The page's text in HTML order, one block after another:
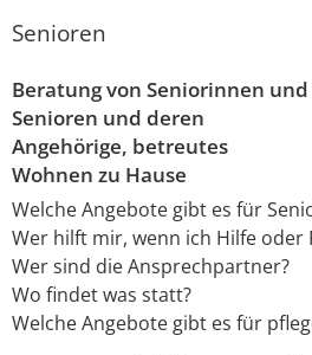
Senioren
Beratung von Seniorinnen und
Senioren und deren
Angehörige, betreutes
Wohnen zu Hause
Welche Angebote gibt es für
Wer hilft mir, wenn ich Hilfe oder
Wer sind die Ansprechpartner?
Wo findet was statt?
Welche Angebote gibt es für